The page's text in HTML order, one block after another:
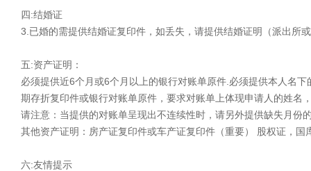
四:结婚证
3.已婚的需提供结婚证复印件，如丢失，请提供结婚证明（派出所
五:资产证明：
必须提供近6个月或6个月以上的银行对账单原件.必须提供本人名
期存折复印件或银行对账单原件，要求对账单上体现申请人的姓
请注意：当提供的对账单呈现出不连续性时，请另外提供缺失月份
其他资产证明：房产证复印件或车产证复印件（重要） 股权证，
六:友情提示